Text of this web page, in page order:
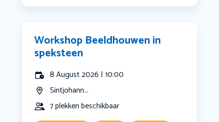
Workshop Beeldhouwen in
speksteen
8 August 2026 | 10:00
Sintjohann...
7 plekken beschikbaar